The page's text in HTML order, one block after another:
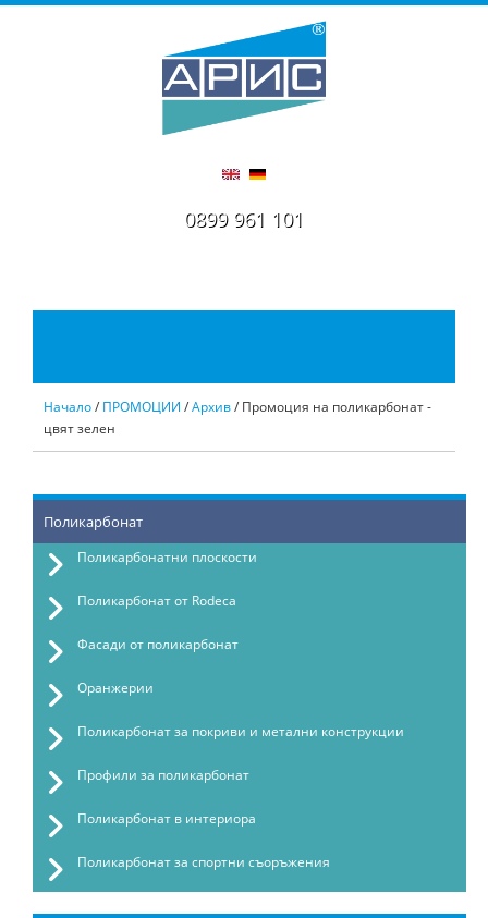
0899 961 101
Начало/ ПРОМОЦИИ /Архив/ Промоция на поликарбонат -
цвят зелен
Поликарбонат
Поликарбонатни плоскости
Поликарбонат от Rodeca
Фасади от поликарбонат
Оранжерии
Поликарбонат за покриви и метални конструкции
Профили за поликарбонат
Поликарбонат в интериора
Поликарбонат за спортни съоръжения